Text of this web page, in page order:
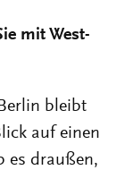
mit West-
bleibt
auf einen
es draußen,